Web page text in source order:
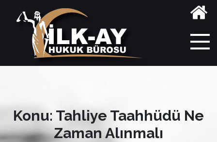
Konu: Tahliye Taahhüdü Ne
Zaman Alınmalı